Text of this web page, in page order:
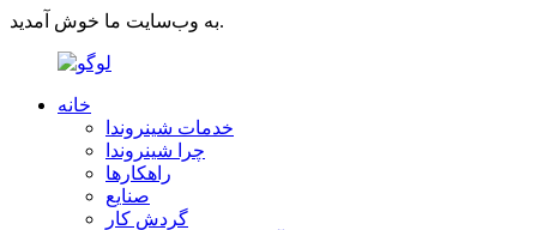
به وب‌سایت ما خوش آمدید.
خانه
خدمات شینروندا
چرا شینروندا
راهکارها
صنایع
گردش کار